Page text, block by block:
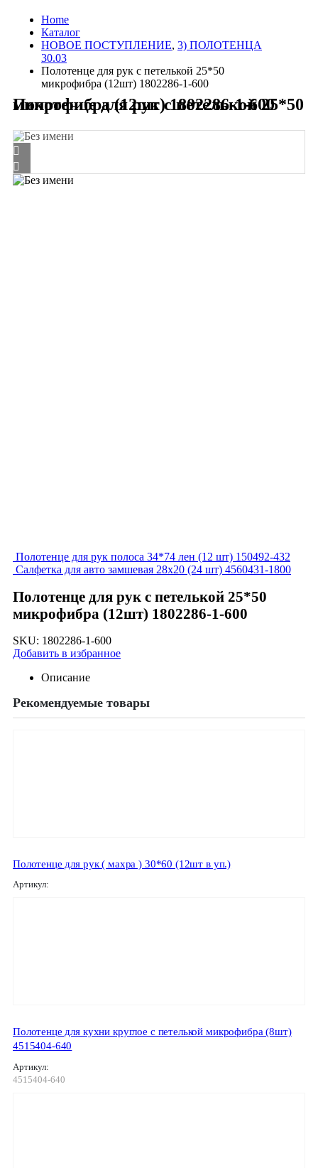
Home
Каталог
HОВОЕ ПОСТУПЛЕНИЕ, 3) ПОЛОТЕНЦА
30.03
Полотенце для рук с петелькой 25*50
микрофибра (12шт) 1802286-1-600
Полотенце для рук с петелькой 25*50 микрофибра (12шт) 1802286-1-600
Полотенце для рук полоса 34*74 лен (12 шт) 150492-432
Салфетка для авто замшевая 28х20 (24 шт) 4560431-1800
Полотенце для рук с петелькой 25*50
микрофибра (12шт) 1802286-1-600
SKU: 1802286-1-600
Добавить в избранное
Описание
Рекомендуемые товары
Полотенце для рук ( махра ) 30*60 (12шт в уп.)
Артикул:
Полотенце для кухни круглое с петелькой микрофибра (8шт)
4515404-640
Артикул:
4515404-640